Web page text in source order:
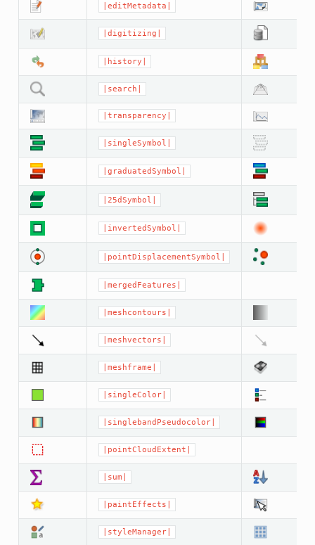
|editMetadata|
|digitizing|
|history|
|search|
|transparency|
|singleSymbol|
|graduatedSymbol|
|25dSymbol|
|invertedSymbol|
|pointDisplacementSymbol|
|mergedFeatures|
|meshcontours|
|meshvectors|
|meshframe|
|singleColor|
|singlebandPseudocolor|
|pointCloudExtent|
|sum|
|paintEffects|
|styleManager|